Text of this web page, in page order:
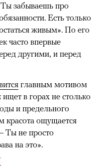
Ты забываешь про
Есть только
живым». По его
часто впервые
другими, и перед
главным мотивом
в горах не столько
и предельного
красота ощущается
Ты не просто
на это».